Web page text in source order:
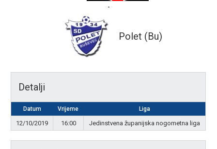
-
Polet (Bu)
Detalji
Datum Vrijeme Liga
12/10/2019 16:00 Jedinstvena županijska nogometna liga